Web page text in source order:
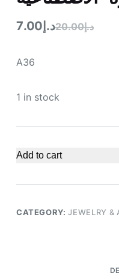
د.إ20.00د.إ 7.00
A36
1 in stock
Add to cart
CATEGORY:JEWELRY &